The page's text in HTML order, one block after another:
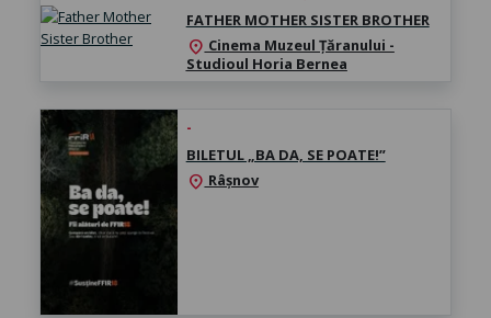
FATHER MOTHER SISTER BROTHER
location_on Cinema Muzeul Țăranului -
Studioul Horia Bernea
-
BILETUL „BA DA, SE POATE!”
location_on Râșnov